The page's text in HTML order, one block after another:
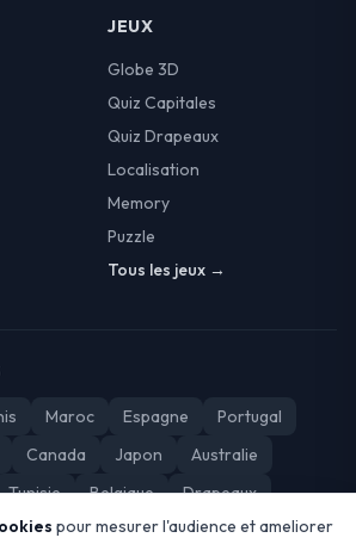
JEUX
Globe 3D
Quiz Capitales
Quiz Drapeaux
Localisation
Memory
Puzzle
Tous les jeux →
Maroc Espagne
Portugal
Canada Japon
Australie
Tunisie Belgique
Drapeaux
pour mesurer l'audience et ameliorer